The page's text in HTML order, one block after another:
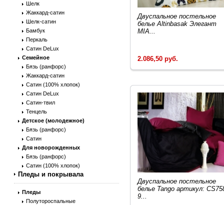
Шелк
Жаккард-сатин
Шелк-сатин
Бамбук
Перкаль
Сатин DeLux
Семейное
Бязь (ранфорс)
Жаккард-сатин
Сатин (100% хлопок)
Сатин DeLux
Сатин-твил
Тенцель
Детское (молодежное)
Бязь (ранфорс)
Сатин
Для новорожденных
Бязь (ранфорс)
Сатин (100% хлопок)
Пледы и покрывала
Пледы
Полутороспальные
Двуспальное постельное
белье Altinbasak Элегант
MIA...
2.086,50 руб.
Двуcпальное постельное
белье Tango артикул:
9...